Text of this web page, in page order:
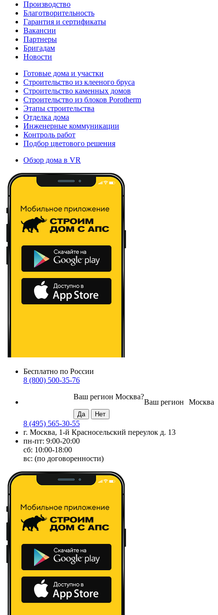
Производство
Благотворительность
Гарантия и сертификаты
Вакансии
Партнеры
Бригадам
Новости
Готовые дома и участки
Строительство из клееного бруса
Строительство каменных домов
Строительство из блоков Porotherm
Этапы строительства
Отделка дома
Инженерные коммуникации
Контроль работ
Подбор цветового решения
Обзор дома в VR
Бесплатно по России
8 (800) 500-35-76
Москва
Ваш регион
Ваш регион Москва?
8 (495) 565-30-55
г. Москва, 1-й Красносельский переулок д. 13
пн-пт: 9:00-20:00
сб: 10:00-18:00
вс: (по договоренности)